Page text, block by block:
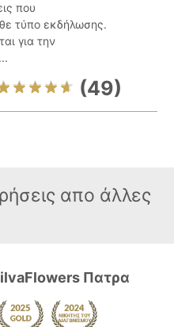
που
τύπο εκδήλωσης.
για την
(49)
απο άλλες
Πατρα